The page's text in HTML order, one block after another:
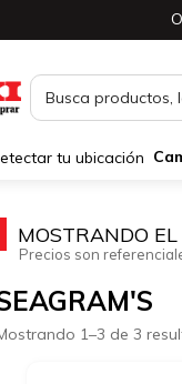
tu ubicación
MOSTRANDO EL
Precios son
1–3 de 3